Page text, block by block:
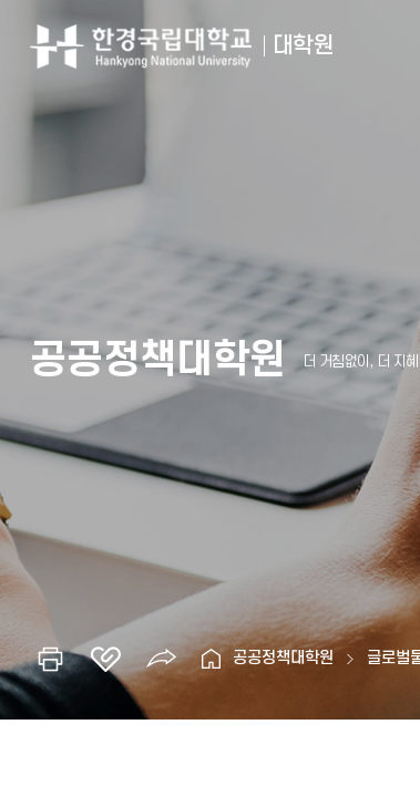
대학원
공공정책대학원
공공정책대학원 글로벌